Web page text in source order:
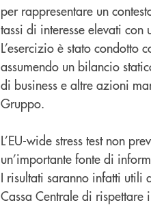
per rappresentare un
tassi di interesse elevati con
L’esercizio è stato
assumendo un bilancio
di business e altre azioni
Gruppo.
L’EU-wide stress test non
un’importante fonte di
I risultati saranno infatti utili
Cassa Centrale di